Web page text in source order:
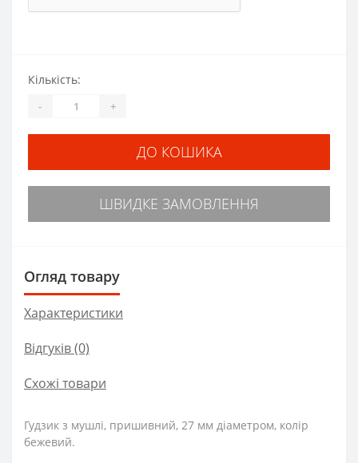
Кількість:
- +
ДО КОШИКА
ШВИДКЕ ЗАМОВЛЕННЯ
Огляд товару
Характеристики
Відгуків (0)
Схожі товари
Гудзик з мушлі, пришивний, 27 мм діаметром, колір
бежевий.